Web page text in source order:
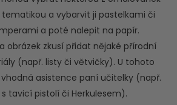
tematikou a vybarvit ji pastelkami či
a poté nalepit na papír.
obrázek zkusí přidat nějaké přírodní
(např. listy či větvičky). U tohoto
asistence paní učitelky (např.
s tavicí pistolí či Herkulesem).